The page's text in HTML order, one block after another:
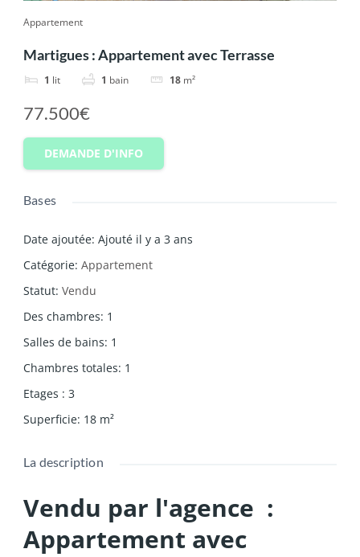
Appartement
Martigues : Appartement avec Terrasse
1 lit 1 bain 18 m²
77.500€
DEMANDE D'INFO
Bases
Date ajoutée: Ajouté il y a 3 ans
Catégorie: Appartement
Statut: Vendu
Des chambres: 1
Salles de bains: 1
Chambres totales: 1
Etages : 3
Superficie: 18 m²
La description
Vendu par l'agence :
Appartement avec